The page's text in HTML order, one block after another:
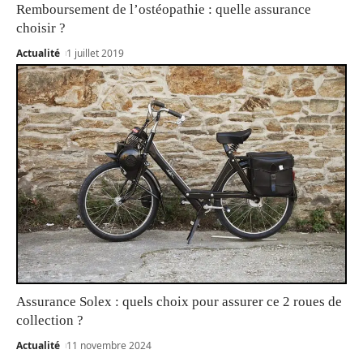
Remboursement de l’ostéopathie : quelle assurance
choisir ?
Actualité 1 juillet 2019
Assurance Solex : quels choix pour assurer ce 2 roues de
collection ?
Actualité 11 novembre 2024